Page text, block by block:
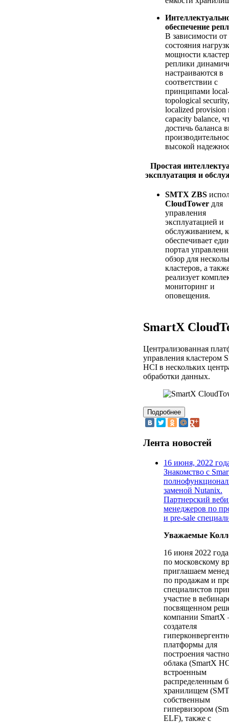
обеспечение
В зависимости от
состояния
мощности
реплики
настраиваются в
соответствии с
принципами
topological security,
localized provision
capacity balance,
достичь баланса
высокой
Простая
эксплуатация и
SMTX ZBS
CloudTower для
управления
эксплуатацией и
обслуживанием,
обеспечивает
портал
обзор для
кластеров, а
реализует
мониторинг и
оповещения.
SmartX
Централизованная
управления кластером
HCI в нескольких
обработки данных.
Лента новостей
16 июня, 2022
Знакомство с
заменой Nutanix.
Партнерский
менеджеров по
и pre-sale
Уважаемые
16 июня 2022
по московскому
приглашаем
по продажам и
специалистов
участие в
посвященном
компании SmartX
создателя
платформы для
построения
облака (SmartX
встроенным
распределенным
хранилищем
собственным
гипервизором
ELF), также с